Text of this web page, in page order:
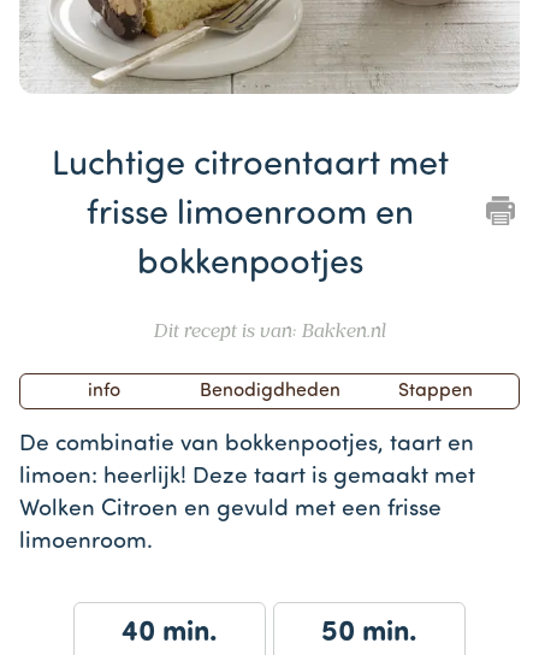
Luchtige citroentaart met
frisse limoenroom en
bokkenpootjes
Dit recept is van: Bakken.nl
info Benodigdheden Stappen
De combinatie van bokkenpootjes, taart en
limoen: heerlijk! Deze taart is gemaakt met
Wolken Citroen en gevuld met een frisse
limoenroom.
40 min. 50 min.